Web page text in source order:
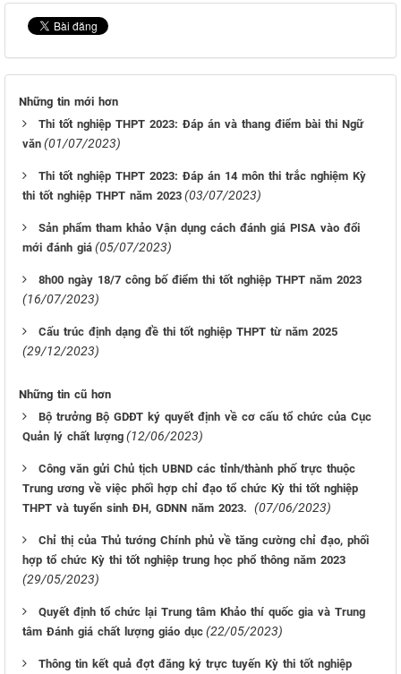
Những tin mới hơn
Thi tốt nghiệp THPT 2023: Đáp án và thang điểm bài thi Ngữ
văn (01/07/2023)
Thi tốt nghiệp THPT 2023: Đáp án 14 môn thi trắc nghiệm Kỳ
thi tốt nghiệp THPT năm 2023 (03/07/2023)
Sản phẩm tham khảo Vận dụng cách đánh giá PISA vào đổi
mới đánh giá (05/07/2023)
8h00 ngày 18/7 công bố điểm thi tốt nghiệp THPT năm 2023
(16/07/2023)
Cấu trúc định dạng đề thi tốt nghiệp THPT từ năm 2025
(29/12/2023)
Những tin cũ hơn
Bộ trưởng Bộ GDĐT ký quyết định về cơ cấu tổ chức của Cục
Quản lý chất lượng (12/06/2023)
Công văn gửi Chủ tịch UBND các tỉnh/thành phố trực thuộc
Trung ương về việc phối hợp chỉ đạo tổ chức Kỳ thi tốt nghiệp
THPT và tuyển sinh ĐH, GDNN năm 2023. (07/06/2023)
Chỉ thị của Thủ tướng Chính phủ về tăng cường chỉ đạo, phối
hợp tổ chức Kỳ thi tốt nghiệp trung học phổ thông năm 2023
(29/05/2023)
Quyết định tổ chức lại Trung tâm Khảo thí quốc gia và Trung
tâm Đánh giá chất lượng giáo dục (22/05/2023)
Thông tin kết quả đợt đăng ký trực tuyến Kỳ thi tốt nghiệp